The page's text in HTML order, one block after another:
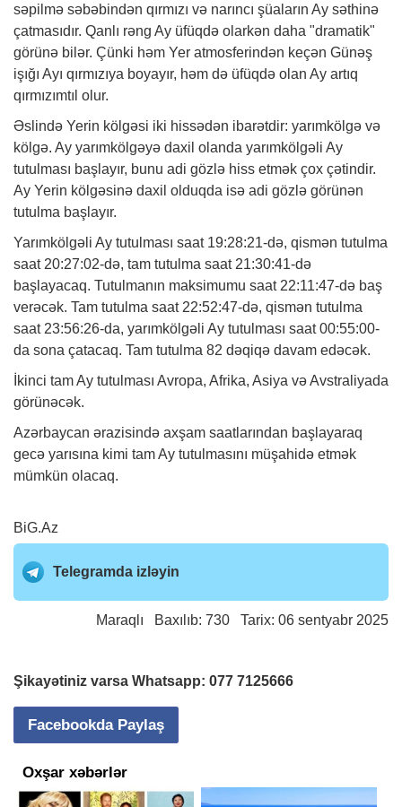
səpilmə səbəbindən qırmızı və narıncı şüaların Ay səthinə
çatmasıdır. Qanlı rəng Ay üfüqdə olarkən daha "dramatik"
görünə bilər. Çünki həm Yer atmosferindən keçən Günəş
işığı Ayı qırmızıya boyayır, həm də üfüqdə olan Ay artıq
qırmızımtıl olur.
Əslində Yerin kölgəsi iki hissədən ibarətdir: yarımkölgə və
kölgə. Ay yarımkölgəyə daxil olanda yarımkölgəli Ay
tutulması başlayır, bunu adi gözlə hiss etmək çox çətindir.
Ay Yerin kölgəsinə daxil olduqda isə adi gözlə görünən
tutulma başlayır.
Yarımkölgəli Ay tutulması saat 19:28:21-də, qismən tutulma
saat 20:27:02-də, tam tutulma saat 21:30:41-də
başlayacaq. Tutulmanın maksimumu saat 22:11:47-də baş
verəcək. Tam tutulma saat 22:52:47-də, qismən tutulma
saat 23:56:26-da, yarımkölgəli Ay tutulması saat 00:55:00-
da sona çatacaq. Tam tutulma 82 dəqiqə davam edəcək.
İkinci tam Ay tutulması Avropa, Afrika, Asiya və Avstraliyada
görünəcək.
Azərbaycan ərazisində axşam saatlarından başlayaraq
gecə yarısına kimi tam Ay tutulmasını müşahidə etmək
mümkün olacaq.
BiG.Az
Telegramda izləyin
Maraqlı Baxılıb: 730 Tarix: 06 sentyabr 2025
Şikayətiniz varsa Whatsapp: 077 7125666
Facebookda Paylaş
Oxşar xəbərlər